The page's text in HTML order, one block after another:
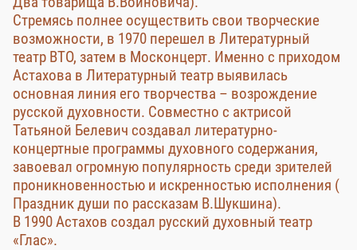
Стремясь полнее осуществить свои творческие
возможности, в 1970 перешел в Литературный
театр ВТО, затем в Москонцерт. Именно с приходом
Астахова в Литературный театр выявилась
основная линия его творчества – возрождение
русской духовности. Совместно с актрисой
Татьяной Белевич создавал литературно-
концертные программы духовного содержания,
завоевал огромную популярность среди зрителей
проникновенностью и искренностью исполнения (
Праздник души по рассказам В.Шукшина).
В 1990 Астахов создал русский духовный театр
«Глас».